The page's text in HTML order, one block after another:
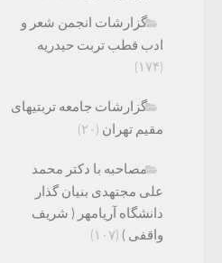
گزارشات انجمن شعر و
ادب قطب تربت حیدریه
(۱۷۴)
گزارشات جامعه تربتیهای
مقیم تهران (۲۰)
مصاحبه با دکتر محمد
علی مجتهدی بنیان گذار
دانشگاه آریامهر ( شریف
واقفی ) (۱۰۷)